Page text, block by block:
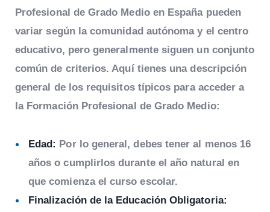
Profesional de Grado Medio en España pueden
variar según la comunidad autónoma y el centro
educativo, pero generalmente siguen un conjunto
común de criterios. Aquí tienes una descripción
general de los requisitos típicos para acceder a
la Formación Profesional de Grado Medio:
Edad: Por lo general, debes tener al menos 16
años o cumplirlos durante el año natural en
que comienza el curso escolar.
Finalización de la Educación Obligatoria: